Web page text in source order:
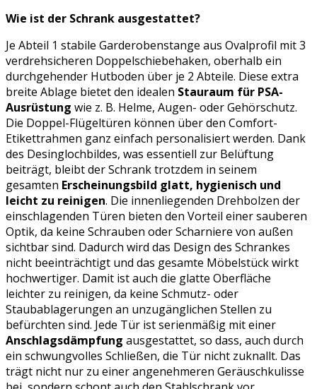
Wie ist der Schrank ausgestattet?
Je Abteil 1 stabile Garderobenstange aus Ovalprofil mit 3
verdrehsicheren Doppelschiebehaken, oberhalb ein
durchgehender Hutboden über je 2 Abteile. Diese extra
breite Ablage bietet den idealen Stauraum für PSA-
Ausrüstung wie z. B. Helme, Augen- oder Gehörschutz.
Die Doppel-Flügeltüren können über den Comfort-
Etikettrahmen ganz einfach personalisiert werden. Dank
des Desinglochbildes, was essentiell zur Belüftung
beiträgt, bleibt der Schrank trotzdem in seinem
gesamten Erscheinungsbild glatt, hygienisch und
leicht zu reinigen. Die innenliegenden Drehbolzen der
einschlagenden Türen bieten den Vorteil einer sauberen
Optik, da keine Schrauben oder Scharniere von außen
sichtbar sind. Dadurch wird das Design des Schrankes
nicht beeinträchtigt und das gesamte Möbelstück wirkt
hochwertiger. Damit ist auch die glatte Oberfläche
leichter zu reinigen, da keine Schmutz- oder
Staubablagerungen an unzugänglichen Stellen zu
befürchten sind. Jede Tür ist serienmäßig mit einer
Anschlagsdämpfung ausgestattet, so dass, auch durch
ein schwungvolles Schließen, die Tür nicht zuknallt. Das
trägt nicht nur zu einer angenehmeren Geräuschkulisse